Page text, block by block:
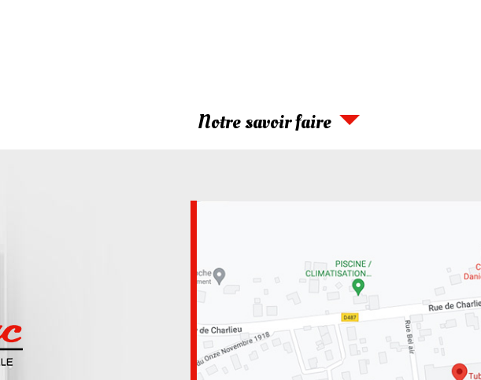
Notre savoir faire